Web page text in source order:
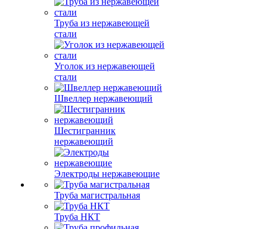
Труба из нержавеющей
стали
Уголок из нержавеющей
стали
Швеллер нержавеющий
Шестигранник
нержавеющий
Электроды нержавеющие
Труба магистральная
Труба НКТ